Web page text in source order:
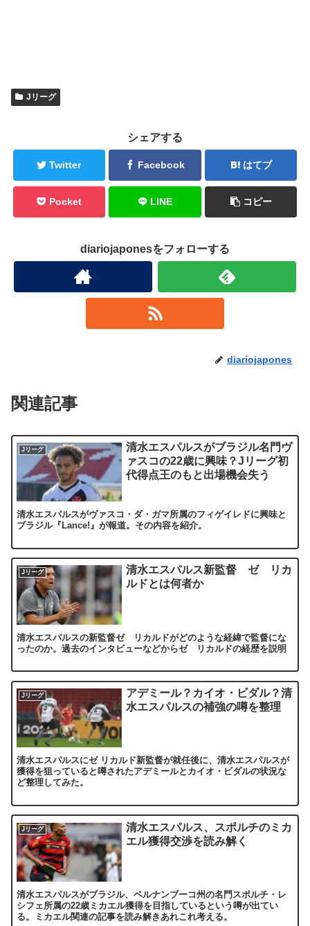
Jリーグ
シェアする
Twitter Facebook はてブ
Pocket LINE コピー
diariojaponesをフォローする
diariojapones
関連記事
Jリーグ
清水エスパルスがブラジル名門ヴ
ァスコの22歳に興味？Jリーグ初
代得点王のもと出場機会失う
清水エスパルスがヴァスコ・ダ・ガマ所属のフィゲイレドに興味と
ブラジル『Lance!』が報道。その内容を紹介。
Jリーグ
清水エスパルス新監督 ゼ リカ
ルドとは何者か
清水エスパルスの新監督ゼ リカルドがどのような経緯で監督にな
ったのか。過去のインタビューなどからゼ リカルドの経歴を説明
Jリーグ
アデミール？カイオ・ビダル？清
水エスパルスの補強の噂を整理
清水エスパルスにゼ リカルド新監督が就任後に、清水エスパルスが
獲得を狙っていると噂されたアデミールとカイオ・ビダルの状況な
ど整理してみた。
Jリーグ
清水エスパルス、スポルチのミカ
エル獲得交渉を読み解く
清水エスパルスがブラジル、ペルナンブーコ州の名門スポルチ・レ
シフェ所属の22歳ミカエル獲得を目指しているという噂が出てい
る。ミカエル関連の記事を読み解きあれこれ考える。